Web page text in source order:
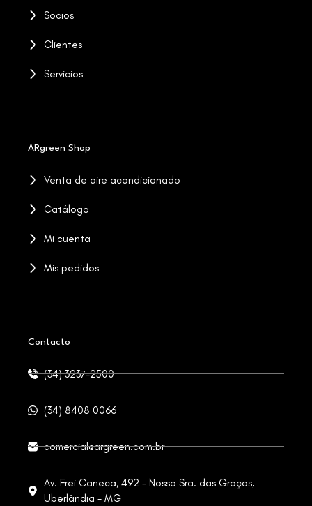
Socios
Clientes
Servicios
ARgreen Shop
Venta de aire acondicionado
Catálogo
Mi cuenta
Mis pedidos
Contacto
(34) 3237-2500
(34) 8408 0066
comercial@argreen.com.br
Av. Frei Caneca, 492 - Nossa Sra. das Graças,
Uberlândia - MG